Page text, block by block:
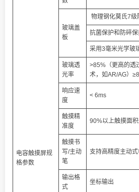
电容触摸屏规
格参数
玻璃盖
板
物理钢化莫氏7级
抗菌保护和防碎保
采用3毫米光学玻
玻璃透
光率
>85%（更高的透
术，如AR/AG）
响应速
度
< 6ms
触摸精
准度
90%以上触摸面
触摸书
写/主动
笔
支持高精度主动
输出格
式
坐标输出